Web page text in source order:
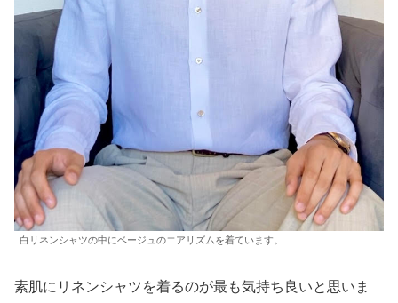
白リネンシャツの中にベージュのエアリズムを着ています。
素肌にリネンシャツを着るのが最も気持ち良いと思いま